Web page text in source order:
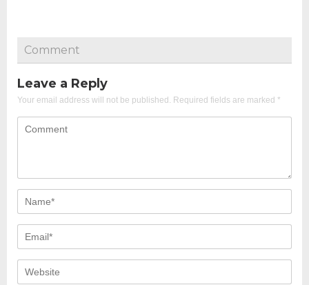
Comment
Leave a Reply
Your email address will not be published. Required fields are marked *